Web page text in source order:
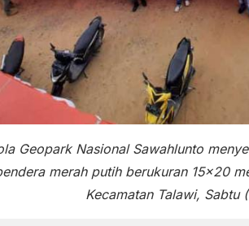
Geopark Nasional Sawahlunto
merah putih berukuran 15×20
Kecamatan Talawi,